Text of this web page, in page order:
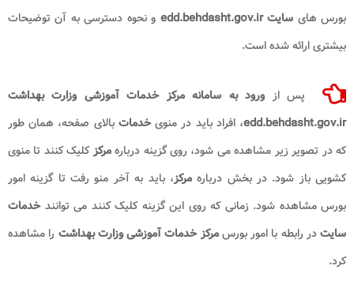
بورس های سایت edd.behdasht.gov.ir
و نحوه دسترسی به آن توضیحات
بیشتری ارائه شده است.
پس از ورود به سامانه مرکز خدمات آموزشی وزارت بهداشت
edd.behdasht.gov.ir، افراد باید در منویخدماتبالای صفحه، همان طور
که در تصویر زیر مشاهده می شود، روی گزینه دربارهمرکزکلیک کنند تا منوی
کشویی باز شود. در بخش دربارهمرکز، باید به آخر منو رفت تا گزینه امور
بورس مشاهده شود. زمانی که روی این گزینه کلیک کنند می توانندخدمات
سایتدر رابطه با امور بورسمرکز خدمات آموزشی وزارت بهداشت را مشاهده
کرد.